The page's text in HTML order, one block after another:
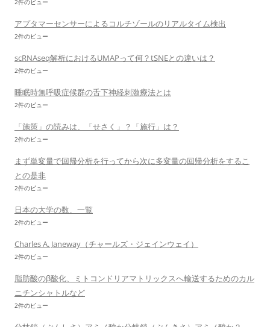
2件のビュー
アプタマーセンサーによるコルチゾールのリアルタイム検出
2件のビュー
scRNAseq解析におけるUMAPって何？tSNEとの違いは？
2件のビュー
睡眠時無呼吸症候群の舌下神経刺激療法とは
2件のビュー
「施策」の読みは、「せさく」？「施行」は？
2件のビュー
まず単変量で回帰分析を行ってから次に多変量の回帰分析をするこ
との是非
2件のビュー
日本の大学の数、一覧
2件のビュー
Charles A. Janeway（チャールズ・ジェインウェイ）
2件のビュー
脂肪酸のβ酸化、ミトコンドリアマトリックスへ輸送するためのカル
ニチンシャトルなど
2件のビュー